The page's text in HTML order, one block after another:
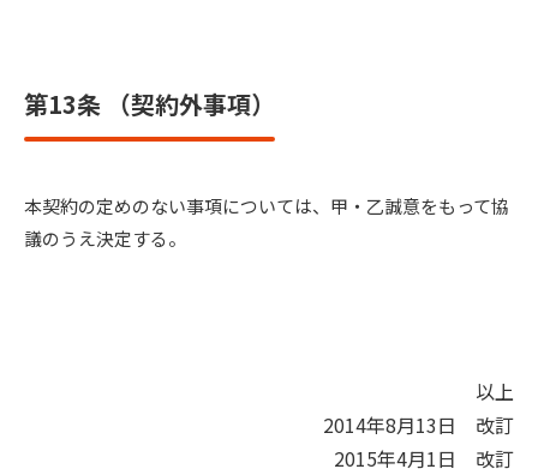
第13条 （契約外事項）
本契約の定めのない事項については、甲・乙誠意をもって協
議のうえ決定する。
以上
2014年8月13日 改訂
2015年4月1日 改訂